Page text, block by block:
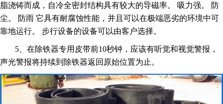
脂浇铸而成，自冷全密封结构具有较大的导磁率。 吸力强。 防
尘。 防雨 它具有耐腐蚀性能，并且可以在极端恶劣的环境中可
靠地运行。 步行设备的设备可以由客户选择。
5、在除铁器专用皮带前10秒钟，应该有听觉和视觉警报，
声光警报将持续到除铁器返回原始位置为止。